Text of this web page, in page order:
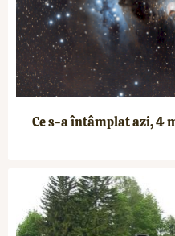
Ce s-a întâmplat azi, 4